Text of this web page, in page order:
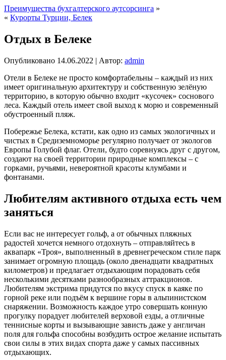
Преимущества бухгалтерского аутсорсинга »
« Курорты Турции, Белек
Отдых в Белеке
Опубликовано 14.06.2022 | Автор: admin
Отели в Белеке не просто комфортабельны – каждый из них
имеет оригинальную архитектуру и собственную зелёную
территорию, в которую обычно входит «кусочек» соснового
леса. Каждый отель имеет свой выход к морю и современный
обустроенный пляж.
Побережье Белека, кстати, как одно из самых экологичных и
чистых в Средиземноморье регулярно получает от экологов
Европы Голубой флаг. Отели, будто соревнуясь друг с другом,
создают на своей территории природные комплексы – с
горками, ручьями, невероятной красоты клумбами и
фонтанами.
Любителям активного отдыха есть чем
заняться
Если вас не интересует гольф, а от обычных пляжных
радостей хочется немного отдохнуть – отправляйтесь в
аквапарк «Троя», выполненный в древнегреческом стиле парк
занимает огромную площадь (около двенадцати квадратных
километров) и предлагает отдыхающим порадовать себя
несколькими десятками разнообразных аттракционов.
Любителям экстрима придутся по вкусу спуск в каяке по
горной реке или подъём к вершине горы в альпинистском
снаряжении. Возможность каждое утро совершать конную
прогулку порадует любителей верховой езды, а отличные
теннисные корты и вызывающие зависть даже у англичан
поля для гольфа способны возбудить острое желание испытать
свои силы в этих видах спорта даже у самых пассивных
отдыхающих.